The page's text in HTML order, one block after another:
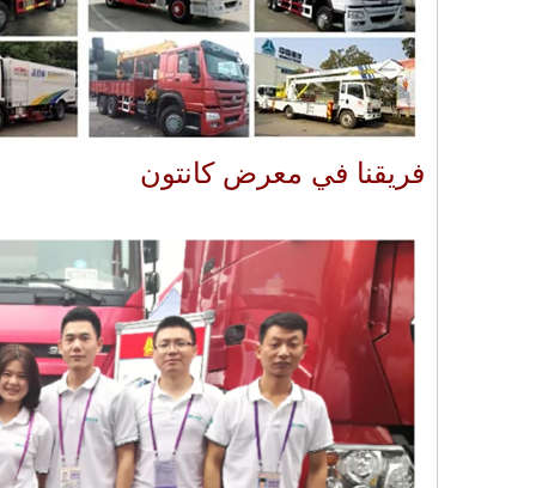
فريقنا في معرض كانتون